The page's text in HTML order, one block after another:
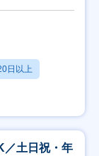
日以上
／土日祝・年